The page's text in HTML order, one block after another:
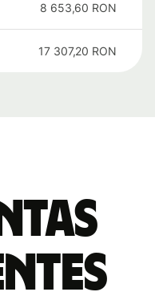
8 653,60 RON
17 307,20 RON